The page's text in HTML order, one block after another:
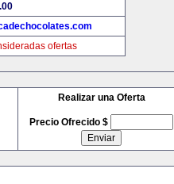
ofertas
Realizar una Oferta
Precio Ofrecido $